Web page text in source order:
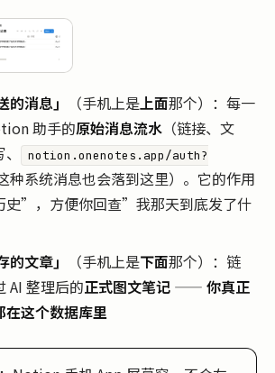
的消息」 （手机上是上面那个）：每一
助手的原始消息流水 （链接、文
notion.onenotes.app/auth?
种系统消息也会落到这里）。它的作用
”，方便你回查”我那天到底发了什
的文章」 （手机上是下面那个）：链
AI 整理后的正式图文笔记 —— 你真正
在这个数据库里